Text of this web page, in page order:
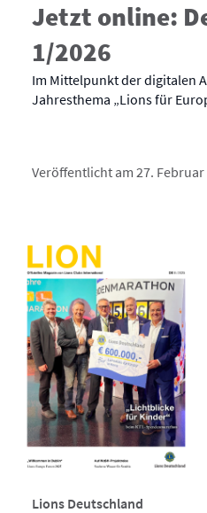
Jetzt online:
1/2026
Im Mittelpunkt der digitalen
Jahresthema „Lions für
Veröffentlicht am 27. Februar
Lions Deutschland